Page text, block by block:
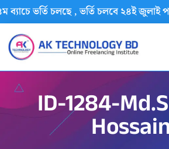
ব্যাচে ভর্তি চলছে , ভর্তি চলবে ২৪ই
ID-1284-